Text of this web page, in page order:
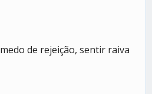
de rejeição, sentir raiva